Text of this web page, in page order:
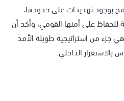
بوجود تهديدات على حدودها،
للحفاظ على أمنها القومي، وأكد أن
من استراتيجية طويلة الأمد
الداخلي.